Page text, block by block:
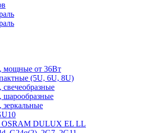
мощные от 36Вт
(5U, 6U, 8U)
шарообразные
OSRAM DULUX EL LL